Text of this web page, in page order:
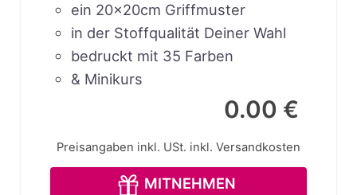
ein 20x20cm Griffmuster
in der Stoffqualität Deiner Wahl
bedruckt mit 35 Farben
& Minikurs
0.00 €
Preisangaben inkl. USt. inkl. Versandkosten
MITNEHMEN